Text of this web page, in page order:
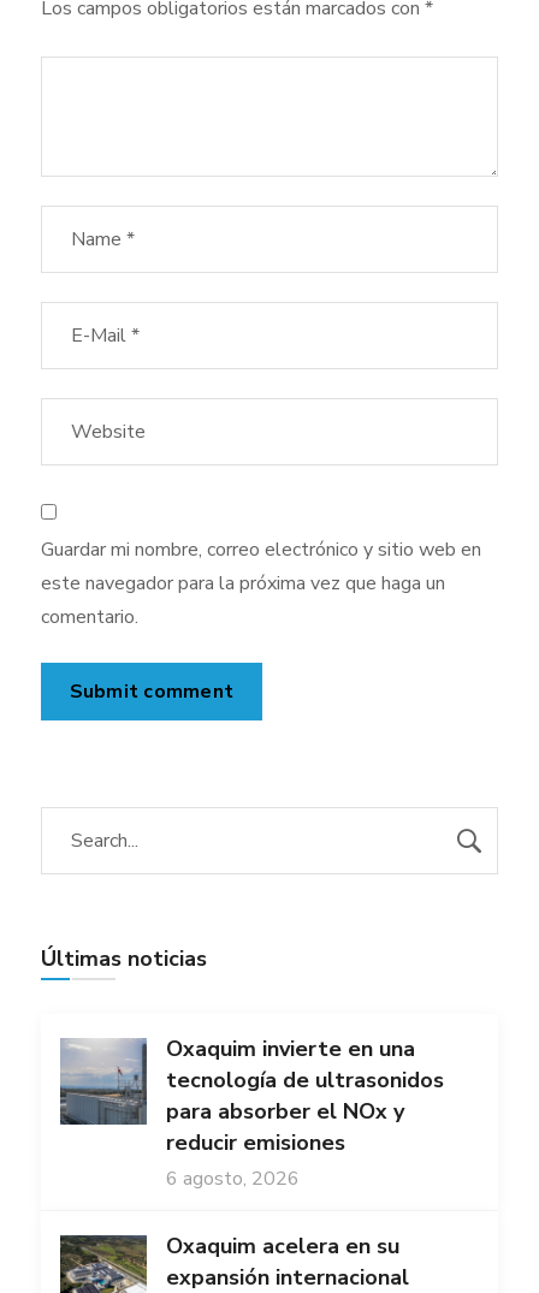
Los campos obligatorios están marcados con *
Guardar mi nombre, correo electrónico y sitio web en
este navegador para la próxima vez que haga un
comentario.
Últimas noticias
Oxaquim invierte en una
tecnología de ultrasonidos
para absorber el NOx y
reducir emisiones
6 agosto, 2026
Oxaquim acelera en su
expansión internacional